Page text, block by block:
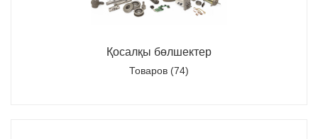
Қосалқы бөлшектер
Товаров (74)